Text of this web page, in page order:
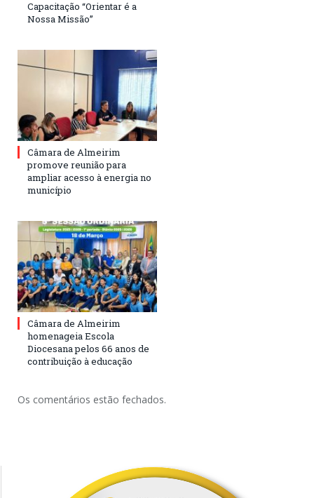
Capacitação “Orientar é a
Nossa Missão”
Câmara de Almeirim
promove reunião para
ampliar acesso à energia no
município
Câmara de Almeirim
homenageia Escola
Diocesana pelos 66 anos de
contribuição à educação
Os comentários estão fechados.